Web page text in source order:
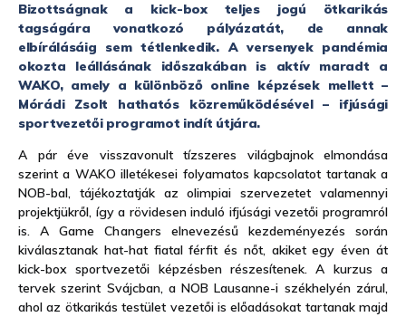
Bizottságnak a kick-box teljes jogú ötkarikás
tagságára vonatkozó pályázatát, de annak
elbírálásáig sem tétlenkedik. A versenyek pandémia
okozta leállásának időszakában is aktív maradt a
WAKO, amely a különböző online képzések mellett –
Mórádi Zsolt hathatós közreműködésével – ifjúsági
sportvezetői programot indít útjára.
A pár éve visszavonult tízszeres világbajnok elmondása
szerint a WAKO illetékesei folyamatos kapcsolatot tartanak a
NOB-bal, tájékoztatják az olimpiai szervezetet valamennyi
projektjükről, így a rövidesen induló ifjúsági vezetői programról
is. A Game Changers elnevezésű kezdeményezés során
kiválasztanak hat-hat fiatal férfit és nőt, akiket egy éven át
kick-box sportvezetői képzésben részesítenek. A kurzus a
tervek szerint Svájcban, a NOB Lausanne-i székhelyén zárul,
ahol az ötkarikás testület vezetői is előadásokat tartanak majd